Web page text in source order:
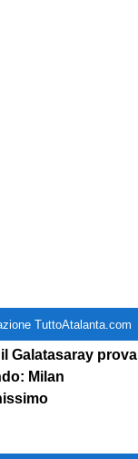
TuttoAtalanta.com
il Galatasaray prova
Milan